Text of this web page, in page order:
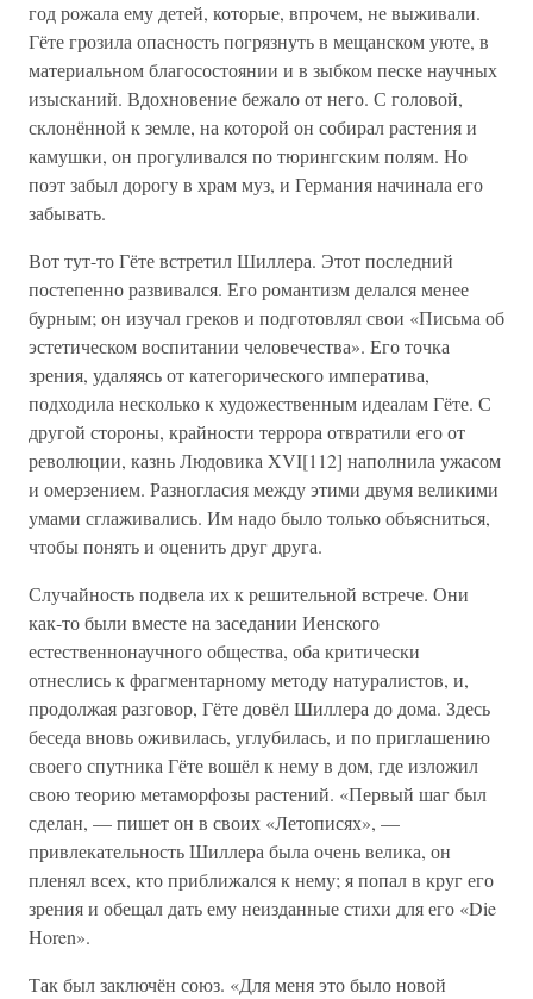
год рожала ему детей, которые, впрочем, не выживали.
Гёте грозила опасность погрязнуть в мещанском уюте, в
материальном благосостоянии и в зыбком песке научных
изысканий. Вдохновение бежало от него. С головой,
склонённой к земле, на которой он собирал растения и
камушки, он прогуливался по тюрингским полям. Но
поэт забыл дорогу в храм муз, и Германия начинала его
забывать.
Вот тут-то Гёте встретил Шиллера. Этот последний
постепенно развивался. Его романтизм делался менее
бурным; он изучал греков и подготовлял свои «Письма об
эстетическом воспитании человечества». Его точка
зрения, удаляясь от категорического императива,
подходила несколько к художественным идеалам Гёте. С
другой стороны, крайности террора отвратили его от
революции, казнь Людовика XVI[112] наполнила ужасом
и омерзением. Разногласия между этими двумя великими
умами сглаживались. Им надо было только объясниться,
чтобы понять и оценить друг друга.
Случайность подвела их к решительной встрече. Они
как-то были вместе на заседании Иенского
естественнонаучного общества, оба критически
отнеслись к фрагментарному методу натуралистов, и,
продолжая разговор, Гёте довёл Шиллера до дома. Здесь
беседа вновь оживилась, углубилась, и по приглашению
своего спутника Гёте вошёл к нему в дом, где изложил
свою теорию метаморфозы растений. «Первый шаг был
сделан, — пишет он в своих «Летописях», —
привлекательность Шиллера была очень велика, он
пленял всех, кто приближался к нему; я попал в круг его
зрения и обещал дать ему неизданные стихи для его «Die
Horen».
Так был заключён союз. «Для меня это было новой